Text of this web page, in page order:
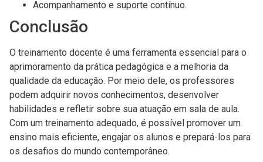
Acompanhamento e suporte contínuo.
Conclusão
O treinamento docente é uma ferramenta essencial para o
aprimoramento da prática pedagógica e a melhoria da
qualidade da educação. Por meio dele, os professores
podem adquirir novos conhecimentos, desenvolver
habilidades e refletir sobre sua atuação em sala de aula.
Com um treinamento adequado, é possível promover um
ensino mais eficiente, engajar os alunos e prepará-los para
os desafios do mundo contemporâneo.